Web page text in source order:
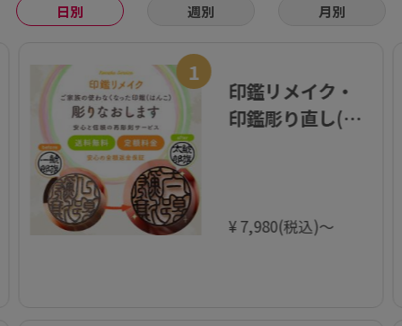
日別 週別 月別
1
印鑑リメイク・
印鑑彫り直し(改
¥ 7,980(税込)～